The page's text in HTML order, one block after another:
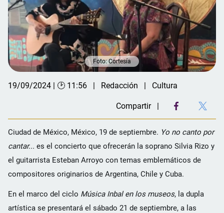
Foto: Cortesía
19/09/2024 | 🕑 11:56 Redacción Cultura
Compartir
Ciudad de México, México, 19 de septiembre. Yo no canto por
cantar... es el concierto que ofrecerán la soprano Silvia Rizo y
el guitarrista Esteban Arroyo con temas emblemáticos de
compositores originarios de Argentina, Chile y Cuba.
En el marco del ciclo Música Inbal en los museos, la dupla
artística se presentará el sábado 21 de septiembre, a las